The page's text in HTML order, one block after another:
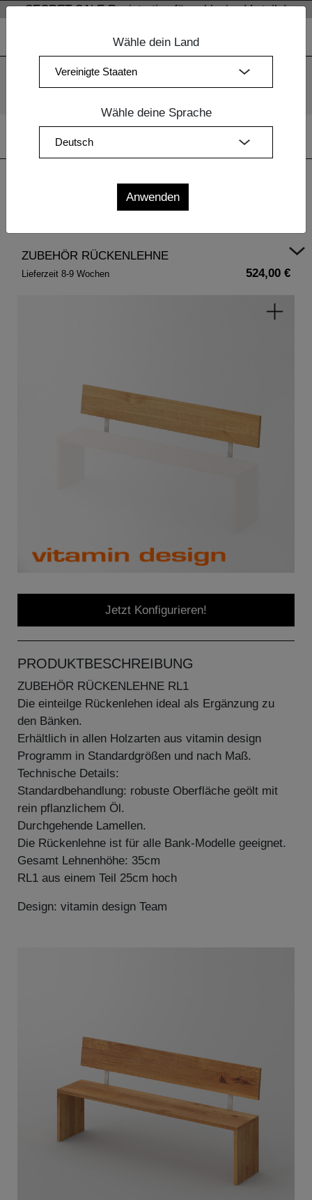
Wir verwenden Cookies. Mit der weiteren Nutzung unserer
SECRET SALE Registration für exklusive Vorteile!
Esszimmermöbel Holz| ZUBEHÖR RÜCKENLEHNE
ZUBEHÖR RÜCKENLEHNE
Lieferzeit 8-9 Wochen 524,00 €
Jetzt Konfigurieren!
PRODUKTBESCHREIBUNG
ZUBEHÖR RÜCKENLEHNE RL1
Die einteilge Rückenlehen ideal als Ergänzung zu
den Bänken.
Erhältlich in allen Holzarten aus vitamin design
Programm in Standardgrößen und nach Maß.
Technische Details:
Standardbehandlung: robuste Oberfläche geölt mit
rein pflanzlichem Öl.
Durchgehende Lamellen.
Die Rückenlehne ist für alle Bank-Modelle geeignet.
Gesamt Lehnenhöhe: 35cm
RL1 aus einem Teil 25cm hoch
Design: vitamin design Team
Wähle dein Land
Wähle deine Sprache